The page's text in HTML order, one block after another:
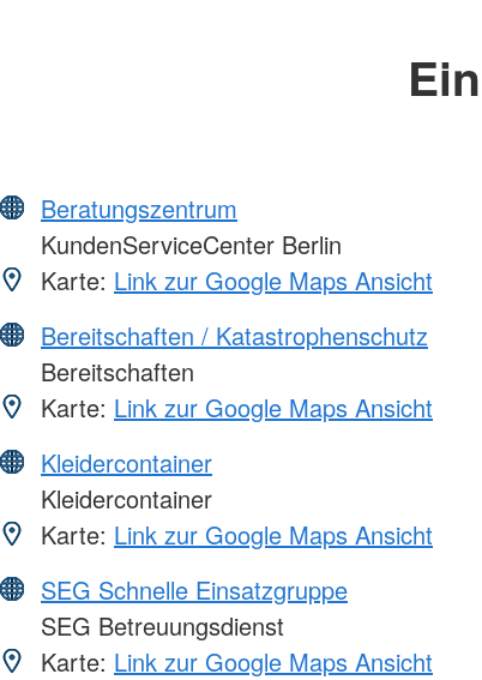
Beratungszentrum
KundenServiceCenter Berlin
Karte: Link zur Google Maps Ansicht
Bereitschaften / Katastrophenschutz
Bereitschaften
Karte: Link zur Google Maps Ansicht
Kleidercontainer
Kleidercontainer
Karte: Link zur Google Maps Ansicht
SEG Schnelle Einsatzgruppe
SEG Betreuungsdienst
Karte: Link zur Google Maps Ansicht